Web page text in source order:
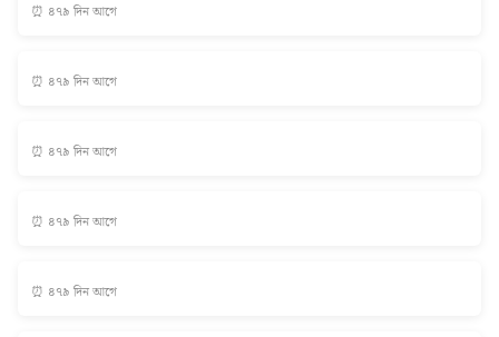
⏰ ৪৭৯ দিন আগে
⏰ ৪৭৯ দিন আগে
⏰ ৪৭৯ দিন আগে
⏰ ৪৭৯ দিন আগে
⏰ ৪৭৯ দিন আগে